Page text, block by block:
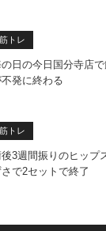
筋トレ
日の今日国分寺店
発に終わる
筋トレ
3週間振りのヒップ
で2セットで終了